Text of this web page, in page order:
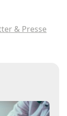
& Presse